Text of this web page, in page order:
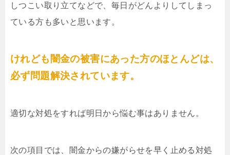
しつこい取り立てなどで、毎日がどんよりしてしまっ
ている方も多いと思います。
けれども闇金の被害にあった方のほとんどは、
必ず問題解決されています。
適切な対処をすれば明日から悩む事はありません。
次の項目では、闇金からの嫌がらせを早く止める対処